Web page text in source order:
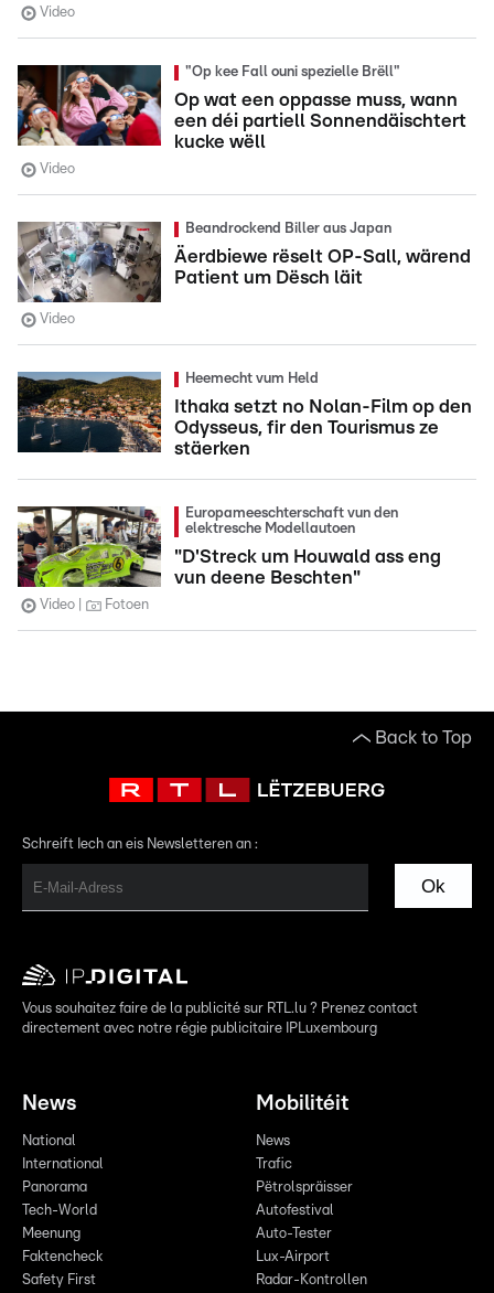
Video
"Op kee Fall ouni spezielle Brëll"
Op wat een oppasse muss, wann
een déi partiell Sonnendäischtert
kucke wëll
Video
Beandrockend Biller aus Japan
Äerdbiewe rëselt OP-Sall, wärend
Patient um Dësch läit
Video
Heemecht vum Held
Ithaka setzt no Nolan-Film op den
Odysseus, fir den Tourismus ze
stäerken
Europameeschterschaft vun den
elektresche Modellautoen
"D'Streck um Houwald ass eng
vun deene Beschten"
Video Fotoen
Back to Top
Schreift Iech an eis Newsletteren an :
Ok
Vous souhaitez faire de la publicité sur RTL.lu ? Prenez contact
directement avec notre régie publicitaire IPLuxembourg
News
National
International
Panorama
Tech-World
Meenung
Faktencheck
Safety First
Mobilitéit
News
Trafic
Pëtrolspräisser
Autofestival
Auto-Tester
Lux-Airport
Radar-Kontrollen